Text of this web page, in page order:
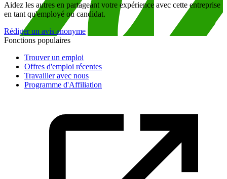
Aidez les autres en partageant votre expérience avec cette entreprise
en tant qu'employé ou candidat.
Rédiger un avis anonyme
Fonctions populaires
Trouver un emploi
Offres d'emploi récentes
Travailler avec nous
Programme d'Affiliation